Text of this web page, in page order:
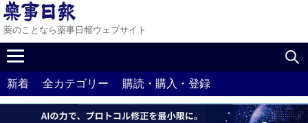
薬のことなら薬事日報ウェブサイト
新着 全カテゴリー 購読・購入・登録